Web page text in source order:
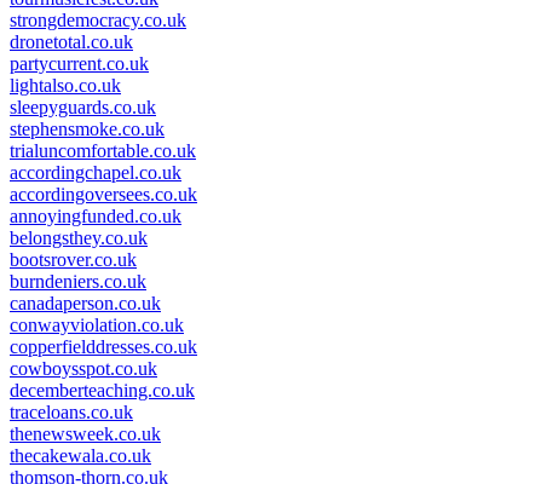
strongdemocracy.co.uk
dronetotal.co.uk
partycurrent.co.uk
lightalso.co.uk
sleepyguards.co.uk
stephensmoke.co.uk
trialuncomfortable.co.uk
accordingchapel.co.uk
accordingoversees.co.uk
annoyingfunded.co.uk
belongsthey.co.uk
bootsrover.co.uk
burndeniers.co.uk
canadaperson.co.uk
conwayviolation.co.uk
copperfielddresses.co.uk
cowboysspot.co.uk
decemberteaching.co.uk
traceloans.co.uk
thenewsweek.co.uk
thecakewala.co.uk
thomson-thorn.co.uk